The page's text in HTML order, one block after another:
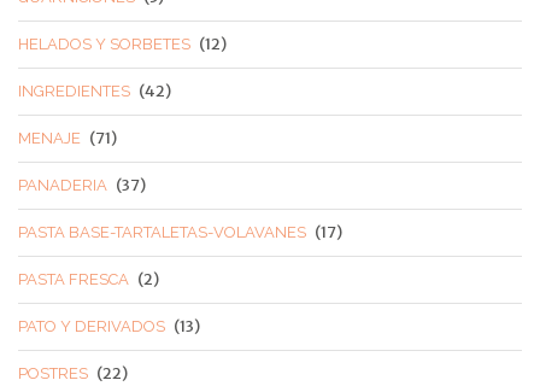
HELADOS Y SORBETES (12)
INGREDIENTES (42)
MENAJE (71)
PANADERIA (37)
PASTA BASE-TARTALETAS-VOLAVANES (17)
PASTA FRESCA (2)
PATO Y DERIVADOS (13)
POSTRES (22)